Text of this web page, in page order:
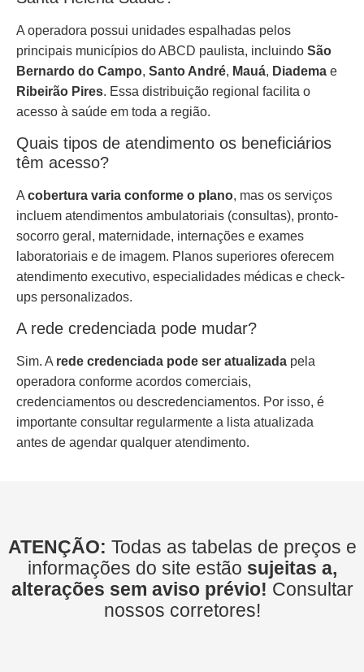
A operadora possui unidades espalhadas pelos
principais municípios do ABCD paulista, incluindo São
Bernardo do Campo, Santo André, Mauá, Diadema e
Ribeirão Pires. Essa distribuição regional facilita o
acesso à saúde em toda a região.
Quais tipos de atendimento os beneficiários
têm acesso?
A cobertura varia conforme o plano, mas os serviços
incluem atendimentos ambulatoriais (consultas), pronto-
socorro geral, maternidade, internações e exames
laboratoriais e de imagem. Planos superiores oferecem
atendimento executivo, especialidades médicas e check-
ups personalizados.
A rede credenciada pode mudar?
Sim. A rede credenciada pode ser atualizada pela
operadora conforme acordos comerciais,
credenciamentos ou descredenciamentos. Por isso, é
importante consultar regularmente a lista atualizada
antes de agendar qualquer atendimento.
ATENÇÃO: Todas as tabelas de preços e
informações do site estão sujeitas a,
alterações sem aviso prévio! Consultar
nossos corretores!